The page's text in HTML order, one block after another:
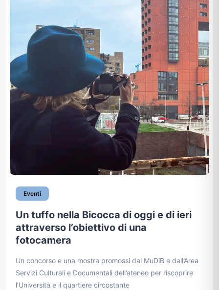
Eventi
Un tuffo nella Bicocca di oggi e di ieri
attraverso l’obiettivo di una
fotocamera
Un concorso e una mostra promossi dal MuDiB e dall’Area
Servizi Culturali e Documentali dell’ateneo per riscoprire
l’Università e il quartiere circostante